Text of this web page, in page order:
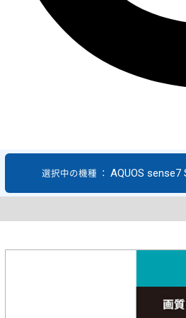
選択中の機種 ： AQUOS sense7